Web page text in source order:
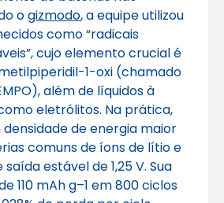
ogizmodo, a equipe utilizou
como “radicais
cujo elemento crucial é
1-oxi (chamado
além de líquidos à
eletrólitos. Na prática,
de energia maior
comuns de íons de lítio e
estável de 1,25 V. Sua
110 mAh g–1 em 800 ciclos